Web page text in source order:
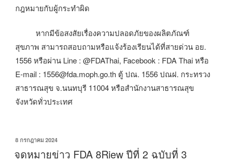
กฎหมายกับผู้กระทำผิด
หากมีข้อสงสัยเรื่องความปลอดภัยของผลิตภัณฑ์
สุขภาพ สามารถสอบถามหรือแจ้งร้องเรียนได้ที่สายด่วน อย.
1556 หรือผ่าน Line : @FDAThai, Facebook : FDA Thai หรือ
E-mail : 1556@fda.moph.go.th ตู้ ปณ. 1556 ปณฝ. กระทรวง
สาธารณสุข จ.นนทบุรี 11004 หรือสำนักงานสาธารณสุข
จังหวัดทั่วประเทศ
เขียน
ที่
8 กรกฎาคม 2024
จดหมายข่าว FDA 8Riew ปีที่ 2 ฉบับที่ 3